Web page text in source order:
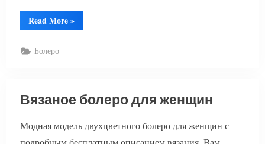
Read More“Болеро
белое”
»
Болеро
Вязаное болеро для женщин
Модная модель двухцветного болеро для женщин с